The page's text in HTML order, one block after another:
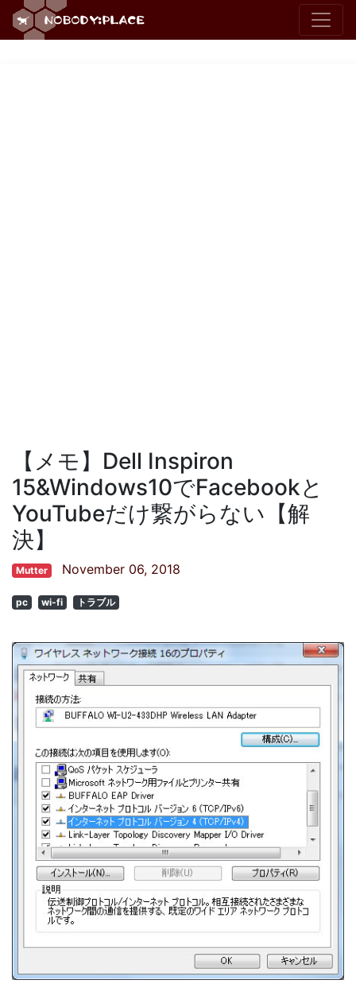
【メモ】Dell Inspiron
15&Windows10でFacebookと
YouTubeだけ繋がらない【解
決】
Mutter November 06, 2018
pc wi-fi トラブル